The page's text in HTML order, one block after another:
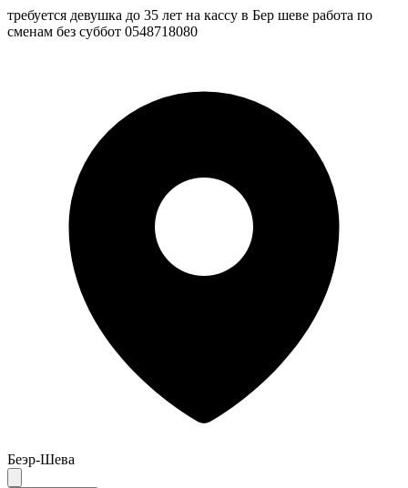
требуется девушка до 35 лет на кассу в Бер шеве работа по
сменам без суббот 0548718080
Беэр-Шева